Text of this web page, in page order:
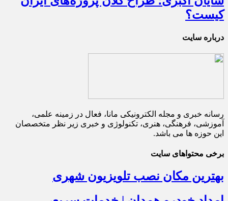
کیست؟
درباره سایت
رسانه خبری و مجله الکترونیکی مانا، فعال در زمینه علمی،
آموزشی، فرهنگی، هنری، تکنولوژی و خبری زیر نظر متخصصان
این حوزه ها می باشد.
برخی محتواهای سایت
بهترین مکان نصب تلویزیون شهری